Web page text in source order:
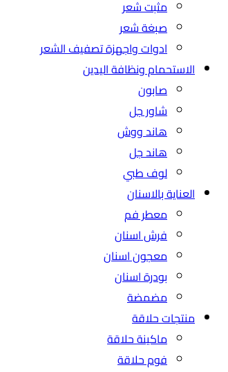
مثبت شعر
صبغة شعر
ادوات واجهزة تصفيف الشعر
الاستحمام ونظافة اليدين
صابون
شاور جل
هاند ووش
هاند جل
لوف طبي
العناية بالاسنان
معطر فم
فرش اسنان
معجون اسنان
بودرة اسنان
مضمضة
منتجات حلاقة
ماكينة حلاقة
فوم حلاقة